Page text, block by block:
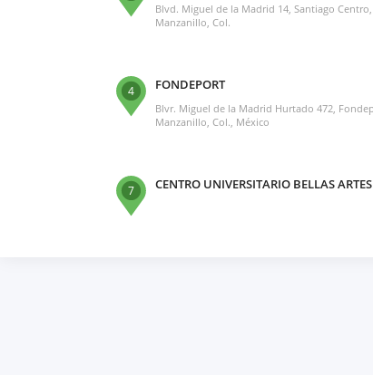
Blvd. Miguel de la Madrid 14, Santiago Centro,
Manzanillo, Col.
4 FONDEPORT
Blvr. Miguel de la Madrid Hurtado 472,
Manzanillo, Col., México
7 CENTRO UNIVERSITARIO BELLAS ARTES